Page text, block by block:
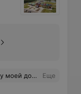
бесплатное проживание на годовщину свадьбы. Восторг! Еще